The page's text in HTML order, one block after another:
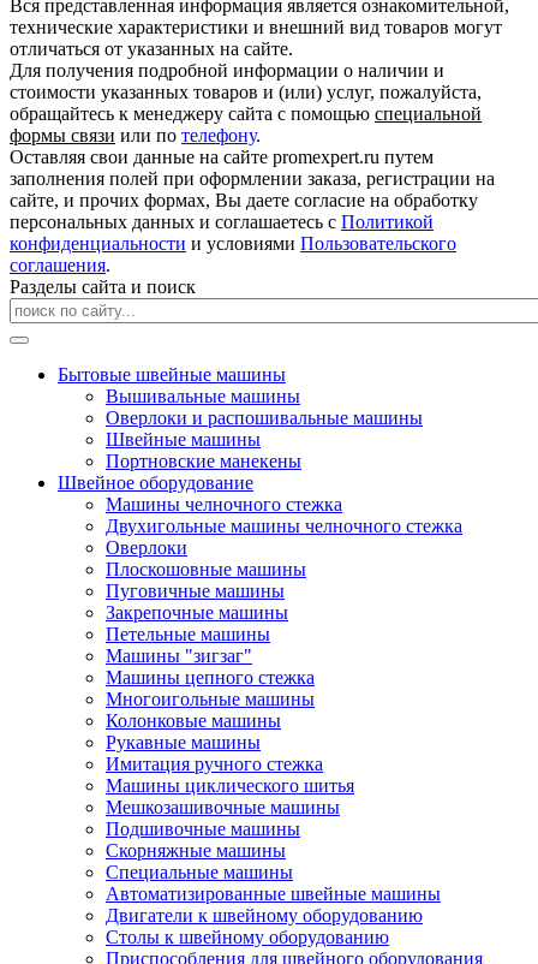
Вся представленная информация является ознакомительной,
технические характеристики и внешний вид товаров могут
отличаться от указанных на сайте.
Для получения подробной информации о наличии и
стоимости указанных товаров и (или) услуг, пожалуйста,
обращайтесь к менеджеру сайта с помощью специальной
формы связи или по телефону.
Оставляя свои данные на сайте promexpert.ru путем
заполнения полей при оформлении заказа, регистрации на
сайте, и прочих формах, Вы даете согласие на обработку
персональных данных и соглашаетесь с Политикой
конфиденциальности и условиями Пользовательского
соглашения.
Разделы сайта и поиск
Бытовые швейные машины
Вышивальные машины
Оверлоки и распошивальные машины
Швейные машины
Портновские манекены
Швейное оборудование
Машины челночного стежка
Двухигольные машины челночного стежка
Оверлоки
Плоскошовные машины
Пуговичные машины
Закрепочные машины
Петельные машины
Машины "зигзаг"
Машины цепного стежка
Многоигольные машины
Колонковые машины
Рукавные машины
Имитация ручного стежка
Машины циклического шитья
Мешкозашивочные машины
Подшивочные машины
Скорняжные машины
Специальные машины
Автоматизированные швейные машины
Двигатели к швейному оборудованию
Столы к швейному оборудованию
Приспособления для швейного оборудования